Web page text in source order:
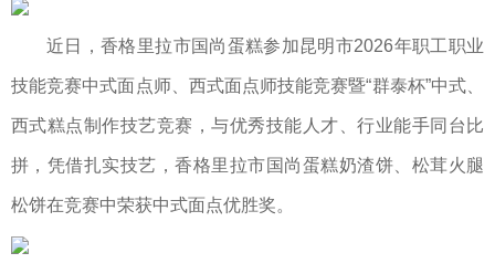
近日，香格里拉市国尚蛋糕参加昆明市2026年职工职业
技能竞赛中式面点师、西式面点师技能竞赛暨“群泰杯”中式、
西式糕点制作技艺竞赛，与优秀技能人才、行业能手同台比
拼，凭借扎实技艺，香格里拉市国尚蛋糕奶渣饼、松茸火腿
松饼在竞赛中荣获中式面点优胜奖。